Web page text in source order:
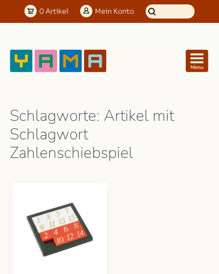
0Artikel Mein Konto
Schlagworte: Artikel mit
Schlagwort
Zahlenschiebspiel